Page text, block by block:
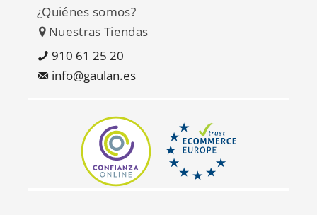
Arber DL26702
¿Quiénes somos?
Nuestras Tiendas
910 61 25 20
info@gaulan.es